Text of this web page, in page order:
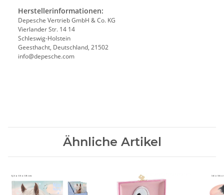
Herstellerinformationen:
Depesche Vertrieb GmbH & Co. KG
Vierlander Str. 14 14
Schleswig-Holstein
Geesthacht, Deutschland, 21502
info@depesche.com
Ähnliche Artikel